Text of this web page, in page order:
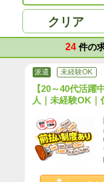
新見市(2)
備前市(4)
浅口市 (5)
赤磐市(13)
真庭市(2)
瀬戸内市(5)
岡山県その他
クリア
24 件の
派遣 未経験OK
【20～40代活躍
人｜未経験OK｜